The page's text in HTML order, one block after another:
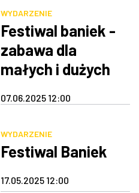
WYDARZENIE
Festiwal baniek -
zabawa dla
małych i dużych
07.06.2025 12:00
WYDARZENIE
Festiwal Baniek
17.05.2025 12:00